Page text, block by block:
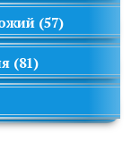
(57)
(81)